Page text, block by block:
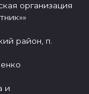
организация
район, п.
и